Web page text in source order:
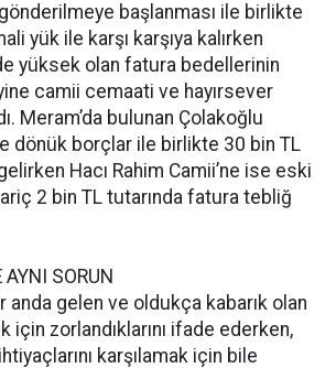
başlanması ile birlikte
yük ile karşı karşıya kalırken
yüksek olan fatura bedellerinin
camii cemaati ve hayırsever
Meram’da bulunan Çolakoğlu
dönük borçlar ile birlikte 30 bin TL
Hacı Rahim Camii’ne ise eski
2 bin TL tutarında fatura tebliğ
SORUN
anda gelen ve oldukça kabarık olan
için zorlandıklarını ifade ederken,
karşılamak için bile